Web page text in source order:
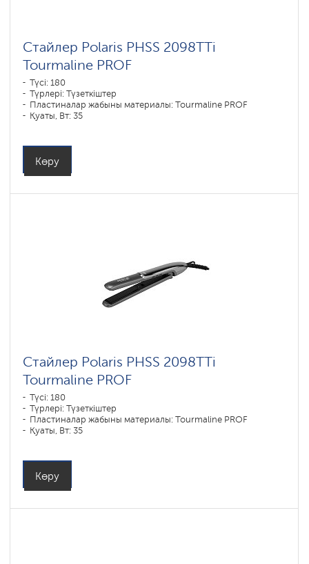
Стайлер Polaris PHSS 2098TTi
Tourmaline PROF
Түсі: 180
Түрлері: Түзеткіштер
Пластиналар жабыны материалы: Tourmaline PROF
Қуаты, Вт: 35
Көру
Стайлер Polaris PHSS 2098TTi
Tourmaline PROF
Түсі: 180
Түрлері: Түзеткіштер
Пластиналар жабыны материалы: Tourmaline PROF
Қуаты, Вт: 35
Көру